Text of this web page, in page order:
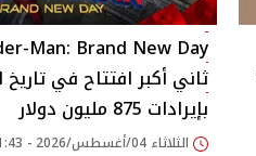
ثاني أكبر افتتاح في تاريخ
بإيرادات 875 مليون دولار
الثلاثاء 04/أغسطس/2026 - 11:43 ص